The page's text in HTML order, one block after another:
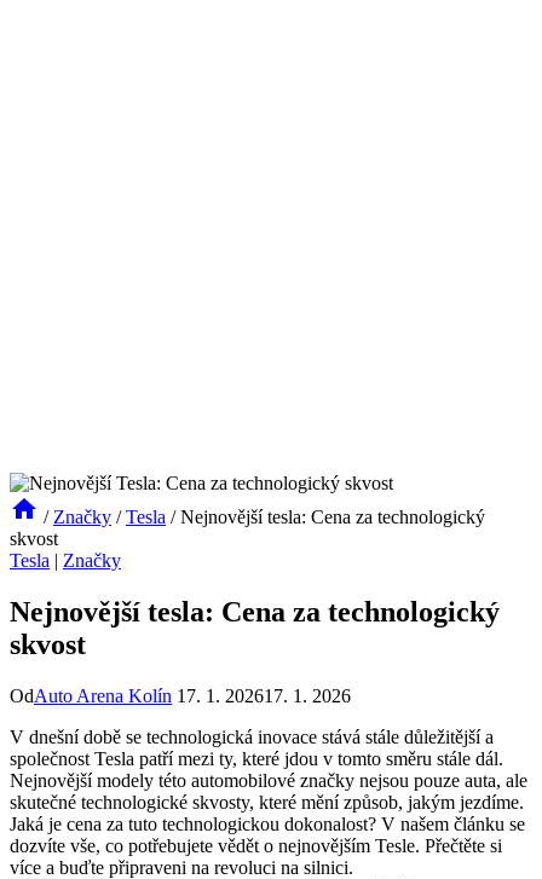
/ Značky / Tesla / Nejnovější tesla: Cena za technologický
skvost
Tesla | Značky
Nejnovější tesla: Cena za technologický
skvost
OdAuto Arena Kolín 17. 1. 202617. 1. 2026
V dnešní době se technologická inovace stává stále důležitější a
společnost Tesla patří mezi ty, které jdou v tomto směru stále dál.
Nejnovější modely této automobilové značky nejsou pouze auta, ale
skutečné technologické skvosty, které mění způsob, jakým jezdíme.
Jaká je cena za tuto technologickou dokonalost? V našem článku se
dozvíte vše, co potřebujete vědět o nejnovějším Tesle. Přečtěte si
více a buďte připraveni na revoluci na silnici.